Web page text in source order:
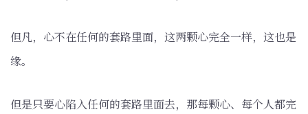
但凡，心不在任何的套路里面，这两颗心完全一样，这也是
缘。
但是只要心陷入任何的套路里面去，那每颗心、每个人都完